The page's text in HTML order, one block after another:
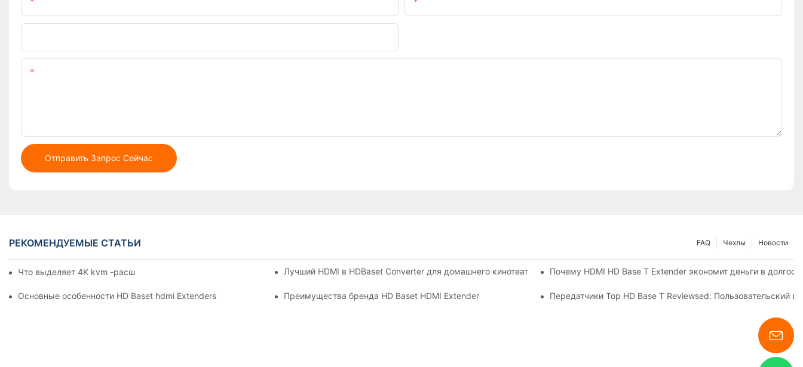
Отправить Запрос Сейчас
РЕКОМЕНДУЕМЫЕ СТАТЬИ Новости
Чехлы
FAQ
Что выделяет 4K kvm -расширители Лучший HDMI в HDBaset Converter для домашнего кинотеатра Почему HDMI HD Base T Extender экономит деньги в
Основные особенности HD Baset hdmi Extenders Преимущества бренда HD Baset HDMI Extender Передатчики Top HD Base T Reviewsed: Пользовательский